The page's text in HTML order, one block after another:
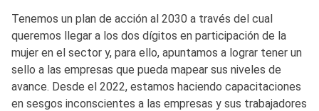
Tenemos un plan de acción al 2030 a través del cual
queremos llegar a los dos dígitos en participación de la
mujer en el sector y, para ello, apuntamos a lograr tener un
sello a las empresas que pueda mapear sus niveles de
avance. Desde el 2022, estamos haciendo capacitaciones
en sesgos inconscientes a las empresas y sus trabajadores